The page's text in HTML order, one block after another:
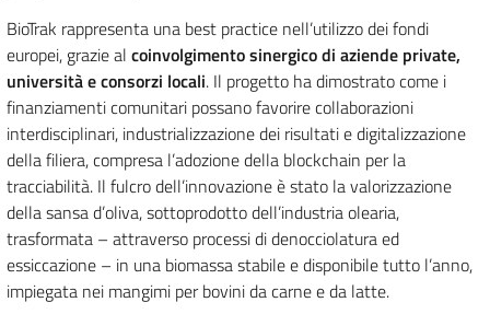
BioTrak rappresenta una best practice nell’utilizzo dei fondi
europei, grazie al coinvolgimento sinergico di aziende private,
università e consorzi locali. Il progetto ha dimostrato come i
finanziamenti comunitari possano favorire collaborazioni
interdisciplinari, industrializzazione dei risultati e digitalizzazione
della filiera, compresa l’adozione della blockchain per la
tracciabilità. Il fulcro dell’innovazione è stato la valorizzazione
della sansa d’oliva, sottoprodotto dell’industria olearia,
trasformata – attraverso processi di denocciolatura ed
essiccazione – in una biomassa stabile e disponibile tutto l’anno,
impiegata nei mangimi per bovini da carne e da latte.